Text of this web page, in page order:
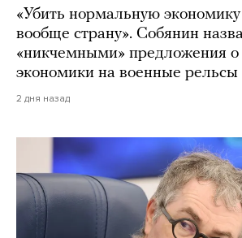
«Убить нормальную
вообще страну». Собянин
«никчемными» предложения о
экономики на военные рельсы
2 дня назад